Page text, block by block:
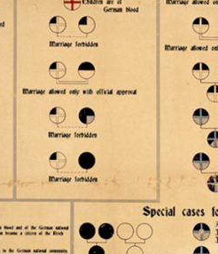
m
e
n